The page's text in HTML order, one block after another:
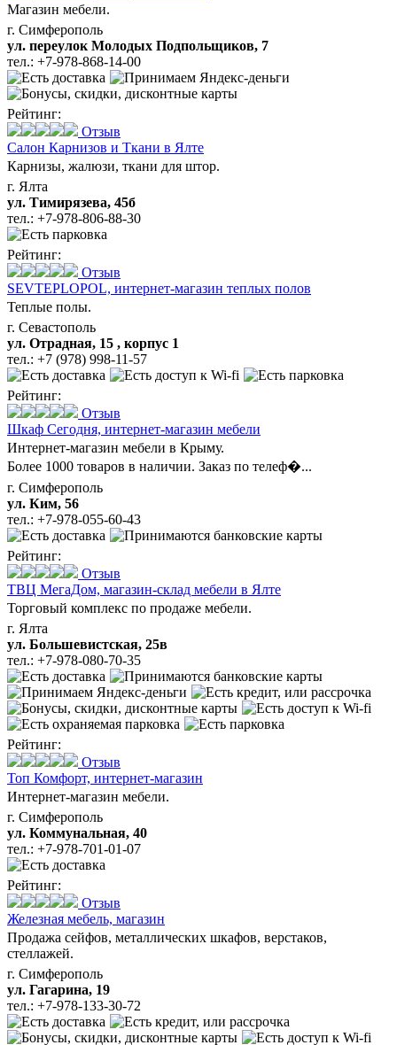
Магазин мебели.
г. Симферополь
ул. переулок Молодых Подпольщиков, 7
тел.: +7-978-868-14-00
Рейтинг:
Отзыв
Салон Карнизов и Ткани в Ялте
Карнизы, жалюзи, ткани для штор.
г. Ялта
ул. Тимирязева, 45б
тел.: +7-978-806-88-30
Рейтинг:
Отзыв
SEVTEPLOPOL, интернет-магазин теплых полов
Теплые полы.
г. Севастополь
ул. Отрадная, 15 , корпус 1
тел.: +7 (978) 998-11-57
Рейтинг:
Отзыв
Шкаф Сегодня, интернет-магазин мебели
Интернет-магазин мебели в Крыму.
Более 1000 товаров в наличии. Заказ по телеф�...
г. Симферополь
ул. Ким, 56
тел.: +7-978-055-60-43
Рейтинг:
Отзыв
ТВЦ МегаДом, магазин-склад мебели в Ялте
Торговый комплекс по продаже мебели.
г. Ялта
ул. Большевистская, 25в
тел.: +7-978-080-70-35
Рейтинг:
Отзыв
Топ Комфорт, интернет-магазин
Интернет-магазин мебели.
г. Симферополь
ул. Коммунальная, 40
тел.: +7-978-701-01-07
Рейтинг:
Отзыв
Железная мебель, магазин
Продажа сейфов, металлических шкафов, верстаков,
стеллажей.
г. Симферополь
ул. Гагарина, 19
тел.: +7-978-133-30-72